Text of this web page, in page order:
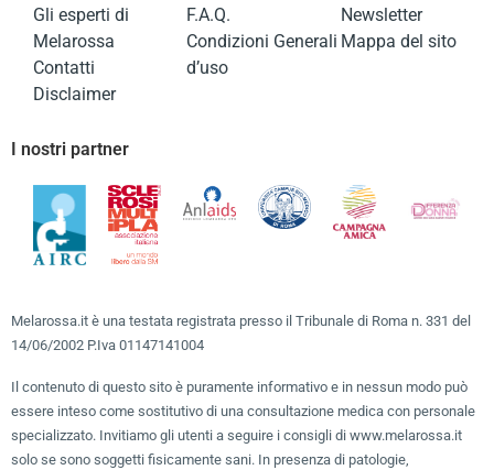
Gli esperti di
Melarossa
Contatti
Disclaimer
F.A.Q.
Condizioni Generali
d’uso
Newsletter
Mappa del sito
I nostri partner
Melarossa.it è una testata registrata presso il Tribunale di Roma n. 331 del
14/06/2002 P.Iva 01147141004
Il contenuto di questo sito è puramente informativo e in nessun modo può
essere inteso come sostitutivo di una consultazione medica con personale
specializzato. Invitiamo gli utenti a seguire i consigli di www.melarossa.it
solo se sono soggetti fisicamente sani. In presenza di patologie,